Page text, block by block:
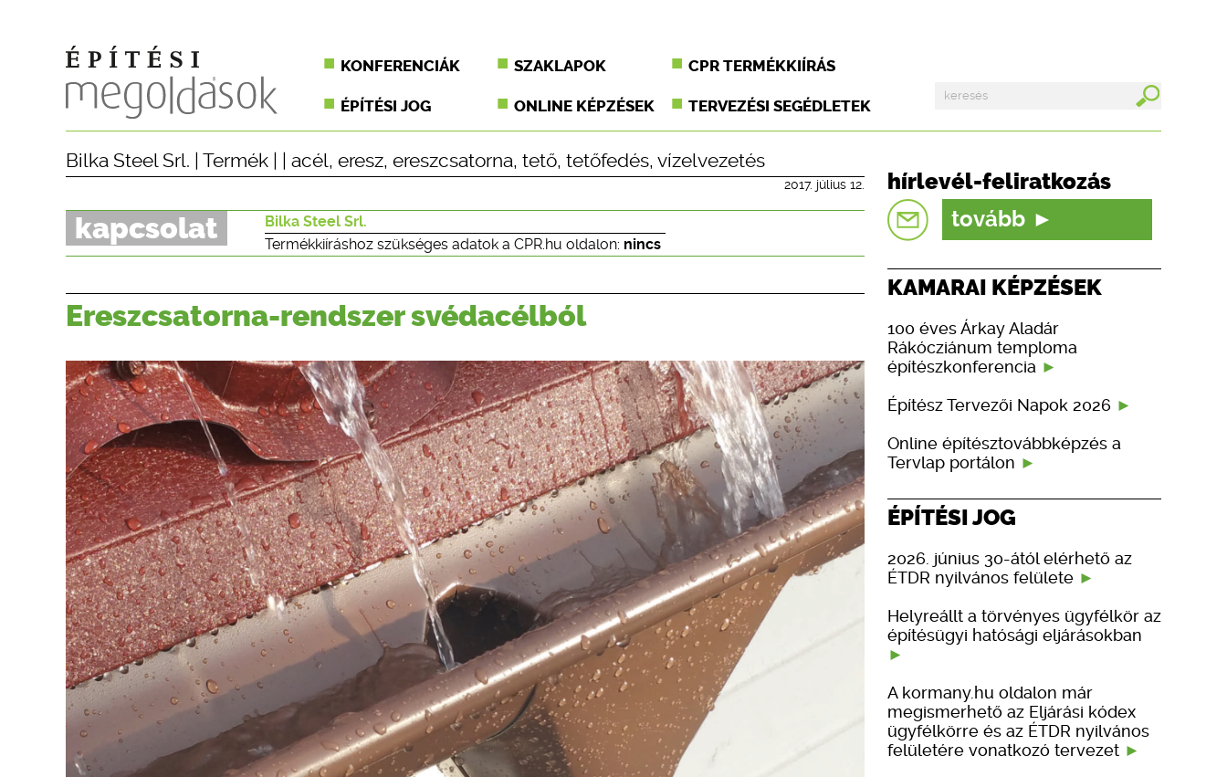
KONFERENCIÁK SZAKLAPOK CPR TERMÉKKIÍRÁS
ÉPÍTÉSI JOG ONLINE KÉPZÉSEK TERVEZÉSI SEGÉDLETEK
Bilka Steel Srl. Termék acél, eresz, ereszcsatorna, tető, tetőfedés, vízelvezetés
2017. július 12.
kapcsolat
Bilka Steel Srl.
Termékkiíráshoz szükséges adatok a CPR.hu oldalon: nincs
Ereszcsatorna-rendszer svédacélból
hírlevél-feliratkozás
tovább
KAMARAI KÉPZÉSEK
100 éves Árkay Aladár
Rákócziánum temploma
építészkonferencia
Építész Tervezői Napok 2026
Online építésztovábbképzés a
Tervlap portálon
ÉPÍTÉSI JOG
2026. június 30-ától elérhető az
ÉTDR nyilvános felülete
Helyreállt a törvényes ügyfélkör az
építésügyi hatósági eljárásokban
A kormany.hu oldalon már
megismerhető az Eljárási kódex
ügyfélkörre és az ÉTDR nyilvános
felületére vonatkozó tervezet